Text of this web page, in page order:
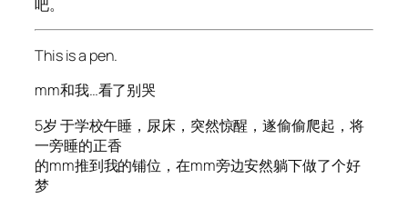
吧。
This is a pen.
mm和我…看了别哭
5岁 于学校午睡，尿床，突然惊醒，遂偷偷爬起，将
一旁睡的正香
的mm推到我的铺位，在mm旁边安然躺下做了个好
梦